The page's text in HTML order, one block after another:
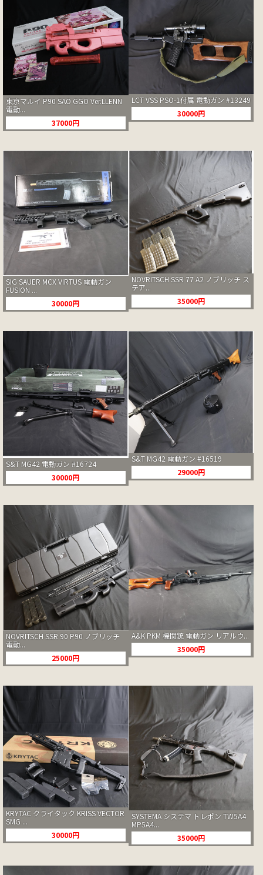
東京マルイ P90 SAO GGO Ver.LLENN
電動...
37000円
LCT VSS PSO-1付属 電動ガン #13249
30000円
SIG SAUER MCX VIRTUS 電動ガン
FUSION ...
30000円
NOVRITSCH SSR 77 A2 ノブリッチ ス
テア...
35000円
S&T MG42 電動ガン #16724
30000円
S&T MG42 電動ガン #16519
29000円
NOVRITSCH SSR 90 P90 ノブリッチ
電動...
25000円
A&K PKM 機関銃 電動ガン リアルウ...
35000円
KRYTAC クライタック KRISS VECTOR
SMG ...
30000円
SYSTEMA システマ トレポン TW5A4
MP5A4...
35000円